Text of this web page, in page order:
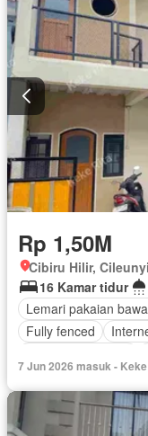
Rp 1,50M
Cibiru Hilir,
16 Kamar tidur
Lemari pakaian
Fully fenced
Berperabot lengkap
7 Jun 2026 masuk -